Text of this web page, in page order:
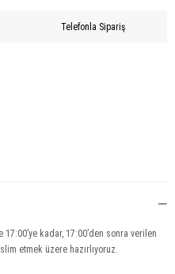
Telefonla Sipariş
kadar, 17:00’den sonra verilen
etmek üzere hazırlıyoruz.